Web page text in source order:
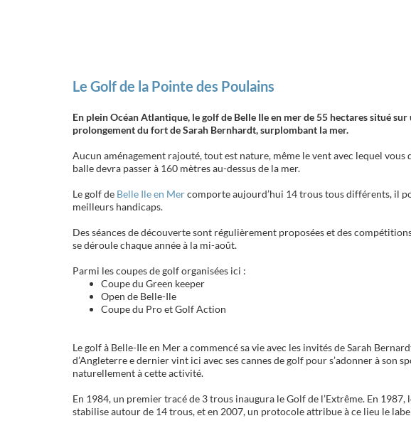
Le Golf de la Pointe des Poulains
En plein Océan Atlantique, le golf de Belle Ile en mer de 55 hectares situé
prolongement du fort de Sarah Bernhardt, surplombant la mer.
Aucun aménagement rajouté, tout est nature, même le vent avec lequel
balle devra passer à 160 mètres au-dessus de la mer.
Le golf de Belle Ile en Mercomporte aujourd’hui 14 trous tous différents, il
meilleurs handicaps.
Des séances de découverte sont régulièrement proposées et des
se déroule chaque année à la mi-août.
Parmi les coupes de golf organisées ici :
Coupe du Green keeper
Open de Belle-Ile
Coupe du Pro et Golf Action
Le golf à Belle-Ile en Mer a commencé sa vie avec les invités de Sarah
d’Angleterre e dernier vint ici avec ses cannes de golf pour s’adonner à son
naturellement à cette activité.
En 1984, un premier tracé de 3 trous inaugura le Golf de l’Extrême. En
stabilise autour de 14 trous, et en 2007, un protocole attribue à ce lieu le